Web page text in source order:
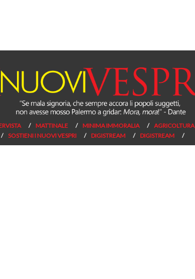
MATTINALE MINIMA IMMORALIA AGRICOLTURA
SOSTIENI I NUOVI VESPRI DIGISTREAM DIGISTREAM